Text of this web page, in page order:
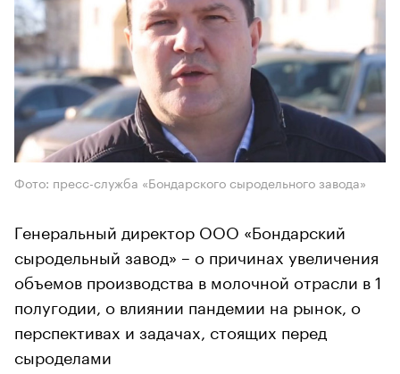
Фото: пресс-служба «Бондарского сыродельного завода»
Генеральный директор ООО «Бондарский
сыродельный завод» – о причинах увеличения
объемов производства в молочной отрасли в 1
полугодии, о влиянии пандемии на рынок, о
перспективах и задачах, стоящих перед
сыроделами